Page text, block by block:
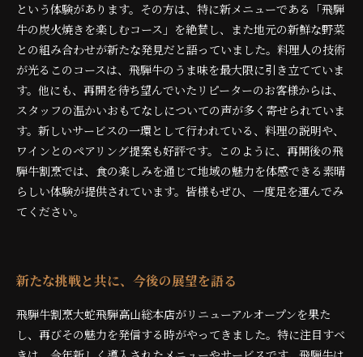
という体験があります。その方は、特に新メニューである「飛騨
牛の炭火焼きを楽しむコース」を絶賛し、また地元の新鮮な野菜
との組み合わせが新たな発見だと語っていました。料理人の技術
が光るこのコースは、飛騨牛のうま味を最大限に引き立てていま
す。他にも、再開を待ち望んでいたリピーターのお客様からは、
スタッフの温かいおもてなしについての声が多く寄せられていま
す。新しいサービスの一環として行われている、料理の説明や、
ワインとのペアリング提案も好評です。このように、再開後の飛
騨牛割烹では、食の楽しみを通じて地域の魅力を体感できる素晴
らしい体験が提供されています。皆様もぜひ、一度足を運んでみ
てください。
新たな挑戦と共に、今後の展望を語る
飛騨牛割烹大蛇飛騨高山総本店がリニューアルオープンを果た
し、再びその魅力を発信する時がやってきました。特に注目すべ